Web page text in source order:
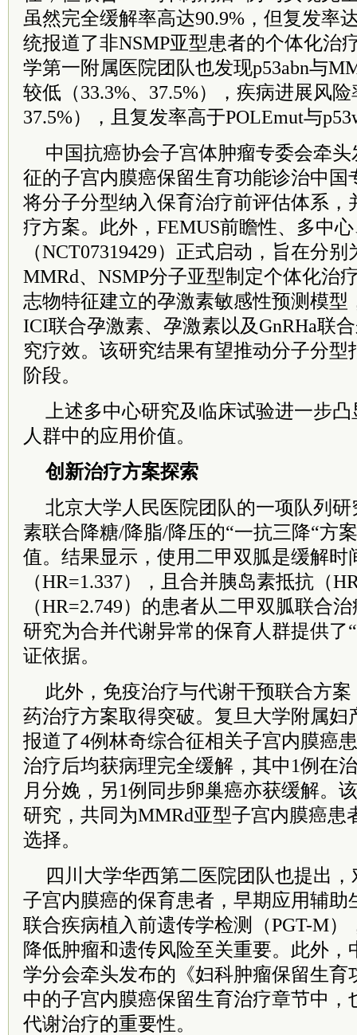
虽然完全缓解率高达90.9%，但复发率
统报道了非NSMP亚型患者的个体化治
学第一附属医院团队也发现p53abn与
较低（33.3%、37.5%），疾病进展风
37.5%），且复发率高于POLEmut与
中国抗癌协会子宫体肿瘤专委会牵
征的子宫内膜癌保留生育功能诊治中国
将分子分型纳入保育治疗前评估体系，
疗方案。此外，FEMUS前瞻性、多中
（NCT07319429）正式启动，旨在分别
MMRd、NSMP分子亚型制定个体化治
志物特征建立的孕激素敏感性预测模型
ICI联合孕激素、孕激素以及GnRHa联
究疗效。该研究结果有望推动分子分型
阶段。
上述多中心研究及临床试验进一步
人群中的应用价值。
创新治疗方案探索
北京大学人民医院团队的一项队列
素联合降糖/降脂/降压的“一抗三降“方
值。结果显示，使用二甲双胍是缓解时
（HR=1.337），且合并胰岛素抵抗（
（HR=2.749）的患者从二甲双胍联合
研究为合并代谢异常的保育人群提供了
证依据。
此外，免疫治疗与代谢干预联合方
药治疗方案取得突破。复旦大学附属妇
报道了4例林奇综合征相关子宫内膜癌
治疗后均获病理完全缓解，其中1例在
月分娩，另1例同步卵巢癌亦获缓解。
研究，共同为MMRd亚型子宫内膜癌患
选择。
四川大学华西第二医院团队也提出
子宫内膜癌的保育患者，早期应用辅助
联合疾病植入前遗传学检测（PGT-M
降低肿瘤和遗传风险至关重要。此外，
学分会牵头发布的《妇科肿瘤保留生育
中的子宫内膜癌保留生育治疗章节中，
代谢治疗的重要性。